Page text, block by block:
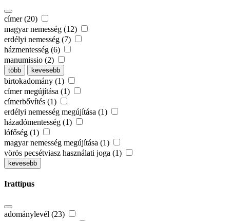
címer (20)
magyar nemesség (12)
erdélyi nemesség (7)
házmentesség (6)
manumissio (2)
több kevesebb
birtokadomány (1)
címer megújítása (1)
címerbővítés (1)
erdélyi nemesség megújítása (1)
házadómentesség (1)
lófőség (1)
magyar nemesség megújítása (1)
vörös pecsétviasz használati joga (1)
kevesebb
Irattípus
adománylevél (23)